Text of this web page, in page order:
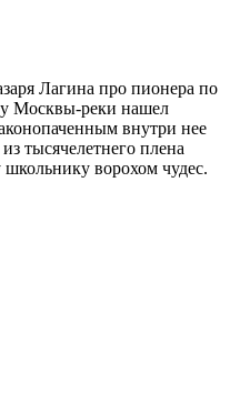
Лагина про пионера по
Москвы-реки нашел
внутри нее
тысячелетнего плена
ворохом чудес.